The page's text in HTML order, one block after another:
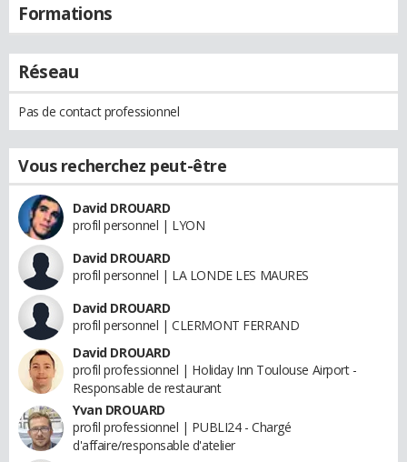
Formations
Réseau
Pas de contact professionnel
Vous recherchez peut-être
David DROUARD
profil personnel | LYON
David DROUARD
profil personnel | LA LONDE LES MAURES
David DROUARD
profil personnel | CLERMONT FERRAND
David DROUARD
profil professionnel | Holiday Inn Toulouse Airport -
Responsable de restaurant
Yvan DROUARD
profil professionnel | PUBLI24 - Chargé
d'affaire/responsable d'atelier